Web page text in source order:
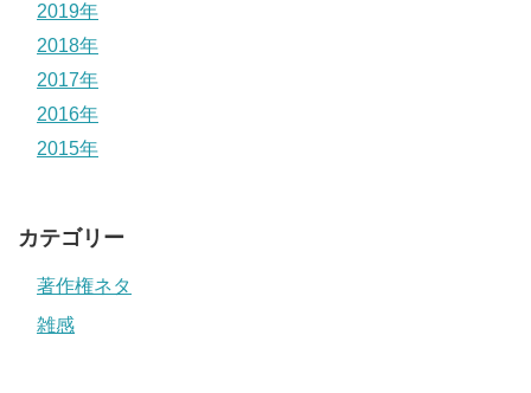
2019年
2018年
2017年
2016年
2015年
カテゴリー
著作権ネタ
雑感